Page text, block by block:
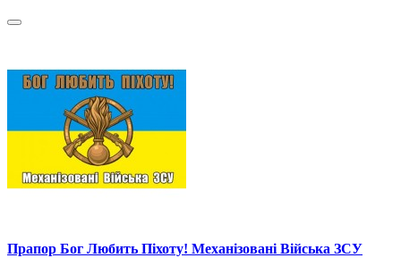
Прапор Бог Любить Піхоту! Механізовані Війська ЗСУ